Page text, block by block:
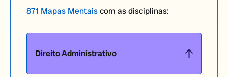
871 Mapas Mentaiscom as disciplinas:
Direito Administrativo